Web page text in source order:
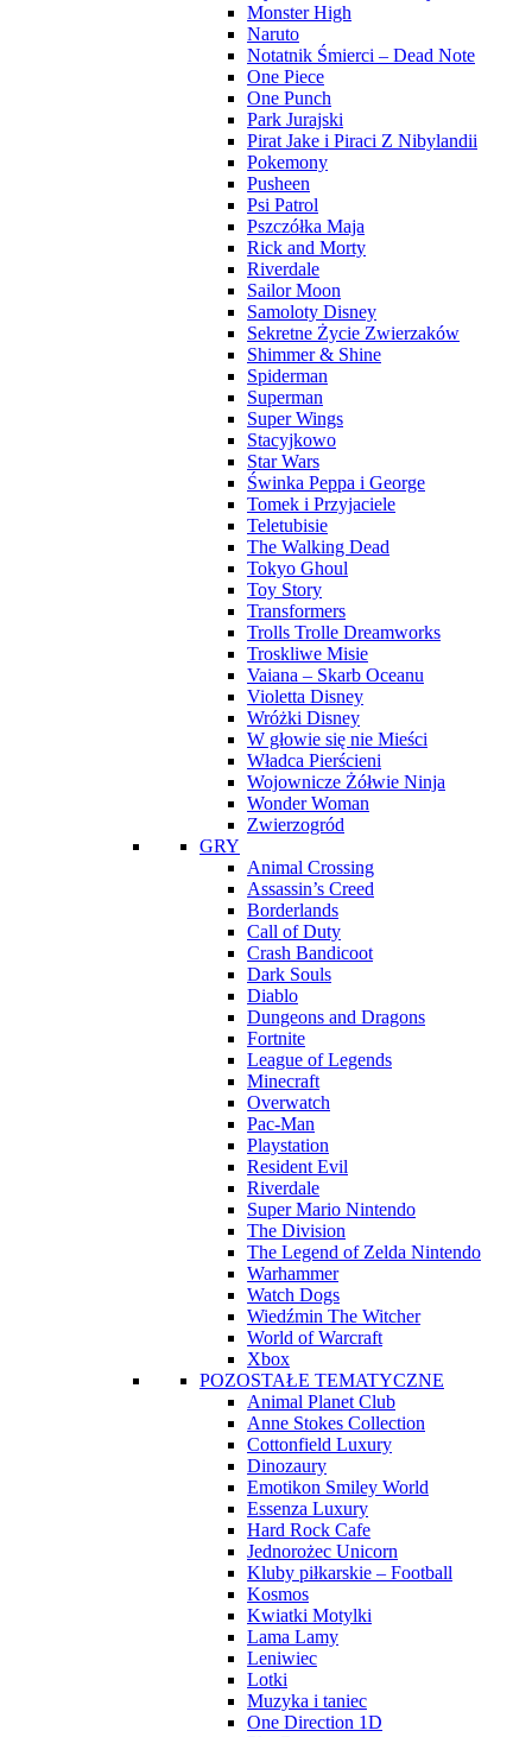
Monster High
Naruto
Notatnik Śmierci – Dead Note
One Piece
One Punch
Park Jurajski
Pirat Jake i Piraci Z Nibylandii
Pokemony
Pusheen
Psi Patrol
Pszczółka Maja
Rick and Morty
Riverdale
Sailor Moon
Samoloty Disney
Sekretne Życie Zwierzaków
Shimmer & Shine
Spiderman
Superman
Super Wings
Stacyjkowo
Star Wars
Świnka Peppa i George
Tomek i Przyjaciele
Teletubisie
The Walking Dead
Tokyo Ghoul
Toy Story
Transformers
Trolls Trolle Dreamworks
Troskliwe Misie
Vaiana – Skarb Oceanu
Violetta Disney
Wróżki Disney
W głowie się nie Mieści
Władca Pierścieni
Wojownicze Żółwie Ninja
Wonder Woman
Zwierzogród
GRY
Animal Crossing
Assassin’s Creed
Borderlands
Call of Duty
Crash Bandicoot
Dark Souls
Diablo
Dungeons and Dragons
Fortnite
League of Legends
Minecraft
Overwatch
Pac-Man
Playstation
Resident Evil
Riverdale
Super Mario Nintendo
The Division
The Legend of Zelda Nintendo
Warhammer
Watch Dogs
Wiedźmin The Witcher
World of Warcraft
Xbox
POZOSTAŁE TEMATYCZNE
Animal Planet Club
Anne Stokes Collection
Cottonfield Luxury
Dinozaury
Emotikon Smiley World
Essenza Luxury
Hard Rock Cafe
Jednorożec Unicorn
Kluby piłkarskie – Football
Kosmos
Kwiatki Motylki
Lama Lamy
Leniwiec
Lotki
Muzyka i taniec
One Direction 1D